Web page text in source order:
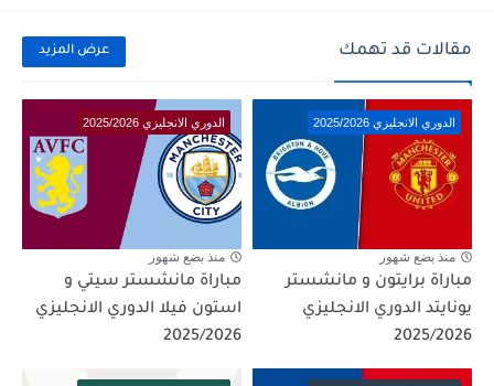
مقالات قد تهمك عرض المزيد
الدوري الانجليزي 2025/2026
منذ بضع شهور
مباراة برايتون و مانشستر
يونايتد الدوري الانجليزي
2025/2026
الدوري الانجليزي 2025/2026
منذ بضع شهور
مباراة مانشستر سيتي و
استون فيلا الدوري الانجليزي
2025/2026